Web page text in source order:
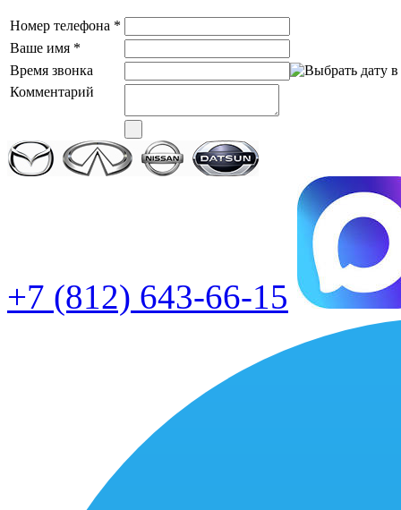
Номер телефона *
Ваше имя *
Время звонка
Комментарий
+7 (812) 643-66-15